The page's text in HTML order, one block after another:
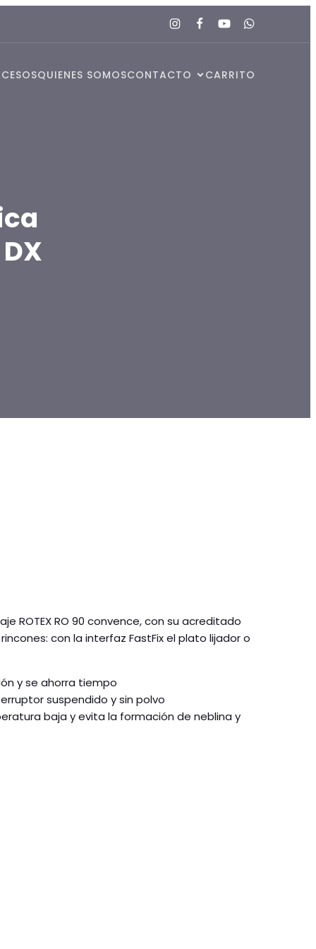
QUIENES SOMOSCONTACTO CARRITO
ROTEX RO 90 convence, con su acreditado
con la interfaz FastFix el plato lijador o
y se ahorra tiempo
suspendido y sin polvo
baja y evita la formación de neblina y